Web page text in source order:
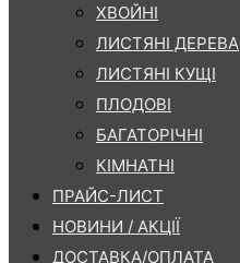
ХВОЙНІ
ЛИСТЯНІ ДЕРЕВА
ЛИСТЯНІ КУЩІ
ПЛОДОВІ
БАГАТОРІЧНІ
КІМНАТНІ
ПРАЙС-ЛИСТ
НОВИНИ / АКЦІЇ
ДОСТАВКА/ОПЛАТА